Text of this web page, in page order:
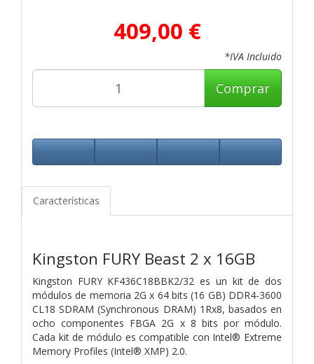
409,00 €
*IVA Incluido
Comprar
Características
Kingston FURY Beast 2 x 16GB
Kingston FURY KF436C18BBK2/32 es un kit de dos
módulos de memoria 2G x 64 bits (16 GB) DDR4-3600
CL18 SDRAM (Synchronous DRAM) 1Rx8, basados ​​en
ocho componentes FBGA 2G x 8 bits por módulo.
Cada kit de módulo es compatible con Intel® Extreme
Memory Profiles (Intel® XMP) 2.0.